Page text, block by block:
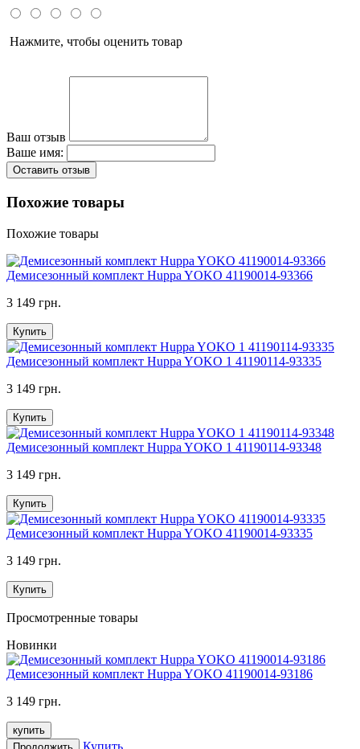
Нажмите, чтобы оценить товар
Ваш отзыв
Ваше имя:
Оставить отзыв
Похожие товары
Похожие товары
Демисезонный комплект Huppa YOKO 41190014-93366
3 149 грн.
Купить
Демисезонный комплект Huppa YOKO 1 41190114-93335
3 149 грн.
Купить
Демисезонный комплект Huppa YOKO 1 41190114-93348
3 149 грн.
Купить
Демисезонный комплект Huppa YOKO 41190014-93335
3 149 грн.
Купить
Просмотренные товары
Новинки
Демисезонный комплект Huppa YOKO 41190014-93186
3 149 грн.
купить
Купить